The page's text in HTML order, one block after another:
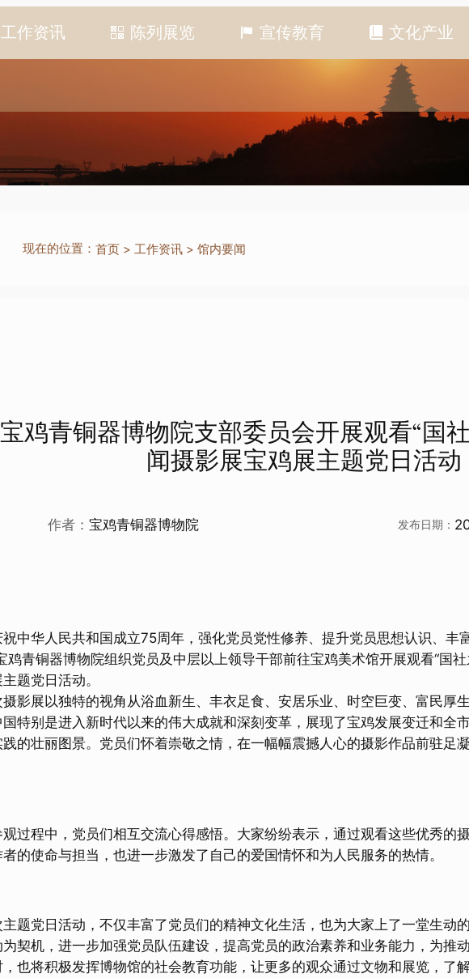
工作资讯 陈列展览 宣传教育 文化产业
现在的位置： 首页 > 工作资讯 > 馆内要闻
鸡青铜器博物院支部委员会开展观看“国
闻摄影展宝鸡展主题党日活动
作者： 宝鸡青铜器博物院 发布日期：
华人民共和国成立75周年，强化党员党性修养、提升党员思想认识、丰
鸡青铜器博物院组织党员及中层以上领导干部前往宝鸡美术馆开展观看“国
题党日活动。
展以独特的视角从浴血新生、丰衣足食、安居乐业、时空巨变、富民厚
特别是进入新时代以来的伟大成就和深刻变革，展现了宝鸡发展变迁和全
的壮丽图景。党员们怀着崇敬之情，在一幅幅震撼人心的摄影作品前驻足
程中，党员们相互交流心得感悟。大家纷纷表示，通过观看这些优秀的
的使命与担当，也进一步激发了自己的爱国情怀和为人民服务的热情。
党日活动，不仅丰富了党员们的精神文化生活，也为大家上了一堂生动
为契机，进一步加强党员队伍建设，提高党员的政治素养和业务能力，为推
也将积极发挥博物馆的社会教育功能，让更多的观众通过文物和展览，了